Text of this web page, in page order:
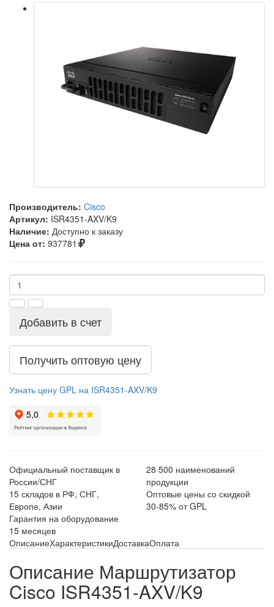
Производитель: Cisco
Артикул: ISR4351-AXV/K9
Наличие: Доступно к заказу
Цена от: 937781
Добавить в счет
Получить оптовую цену
Узнать цену GPL на ISR4351-AXV/K9
Официальный поставщик в
России/СНГ
28 500 наименований
продукции
15 складов в РФ, СНГ,
Европе, Азии
Оптовые цены со скидкой
30-85% от GPL
Гарантия на оборудование
15 месяцев
ОписаниеХарактеристикиДоставкаОплата
Описание Маршрутизатор
Cisco ISR4351-AXV/K9